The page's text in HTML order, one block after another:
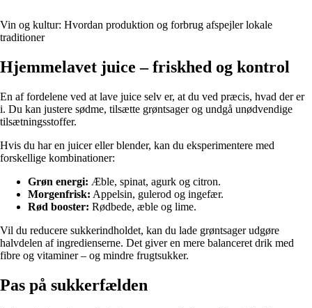
Vin og kultur: Hvordan produktion og forbrug afspejler lokale
traditioner
Hjemmelavet juice – friskhed og kontrol
En af fordelene ved at lave juice selv er, at du ved præcis, hvad der er
i. Du kan justere sødme, tilsætte grøntsager og undgå unødvendige
tilsætningsstoffer.
Hvis du har en juicer eller blender, kan du eksperimentere med
forskellige kombinationer:
Grøn energi: Æble, spinat, agurk og citron.
Morgenfrisk: Appelsin, gulerod og ingefær.
Rød booster: Rødbede, æble og lime.
Vil du reducere sukkerindholdet, kan du lade grøntsager udgøre
halvdelen af ingredienserne. Det giver en mere balanceret drik med
fibre og vitaminer – og mindre frugtsukker.
Pas på sukkerfælden